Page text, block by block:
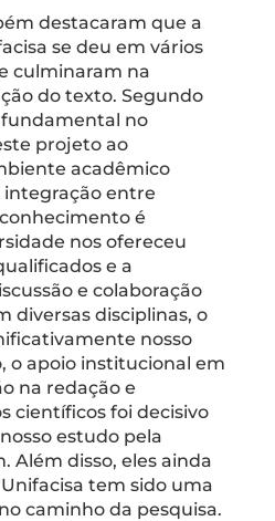
destacaram que a
se deu em vários
culminaram na
do texto. Segundo
fundamental no
projeto ao
acadêmico
entre
é
nos ofereceu
e a
e colaboração
diversas disciplinas, o
nosso
o apoio institucional em
na redação e
científicos foi decisivo
estudo pela
Além disso, eles ainda
tem sido uma
caminho da pesquisa.